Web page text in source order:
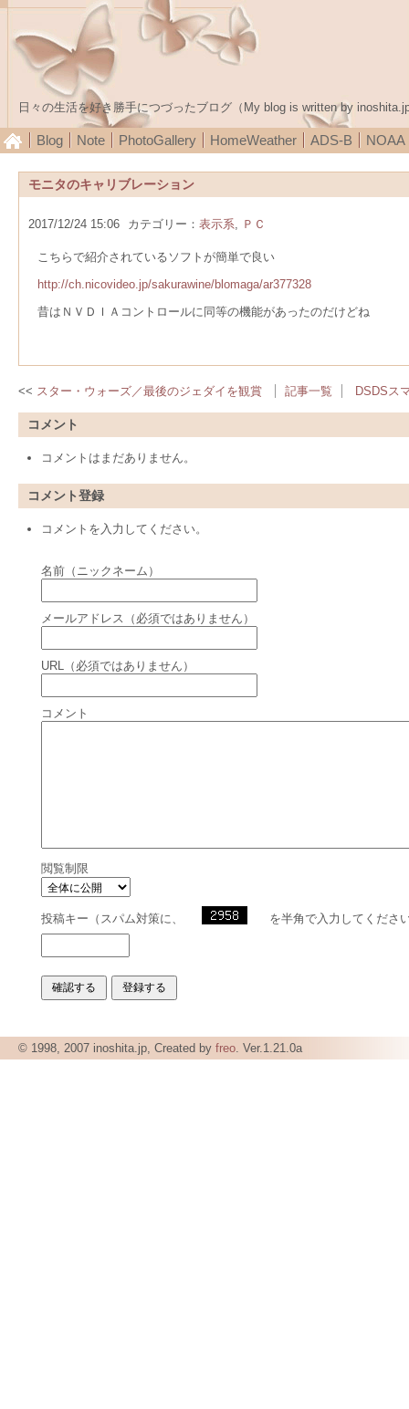
日々の生活を好き勝手につづったブログ（My blog is written by
Blog Note PhotoGallery HomeWeather ADS-B NOAA
モニタのキャリブレーション
2017/12/24 15:06 カテゴリー： 表示系, ＰＣ
こちらで紹介されているソフトが簡単で良い
http://ch.nicovideo.jp/sakurawine/blomaga/ar377328
昔はＮＶＤＩＡコントロールに同等の機能があったのだけどね
スター・ウォーズ／最後のジェダイを観賞 記事一覧 DSDSス
コメント
コメントはまだありません。
コメント登録
コメントを入力してください。
名前（ニックネーム）
メールアドレス（必須ではありません）
URL（必須ではありません）
コメント
閲覧制限
投稿キー（スパム対策に、 を半角で入力してくださ
© 1998, 2007 inoshita.jp, Created by freo. Ver.1.21.0a